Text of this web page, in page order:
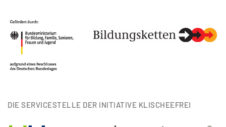
DIE SERVICESTELLE DER INITIATIVE KLISCHEEFREI